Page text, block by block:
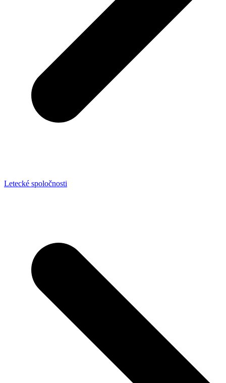
Letecké spoločnosti